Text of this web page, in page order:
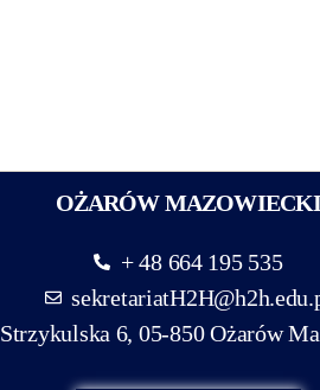
OŻARÓW MAZOWIECKI
+ 48 664 195 535
Strzykulska 6, 05-850 Ożarów